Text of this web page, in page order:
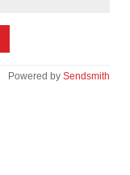
Powered by Sendsmith